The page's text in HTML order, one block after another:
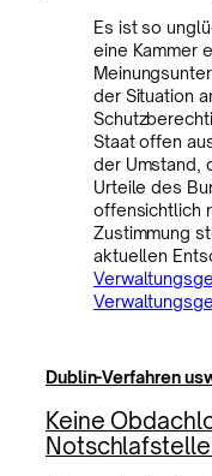
Es ist so
eine Kammer
der Situation
Staat offen
der Umstand,
Urteile des
offensichtlich
Zustimmung
aktuellen
Dublin-Verfahren
Keine